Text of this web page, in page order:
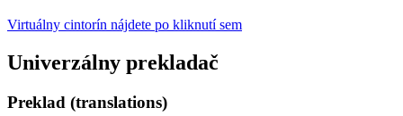
Virtuálny cintorín nájdete po kliknutí sem
Univerzálny prekladač
Preklad (translations)